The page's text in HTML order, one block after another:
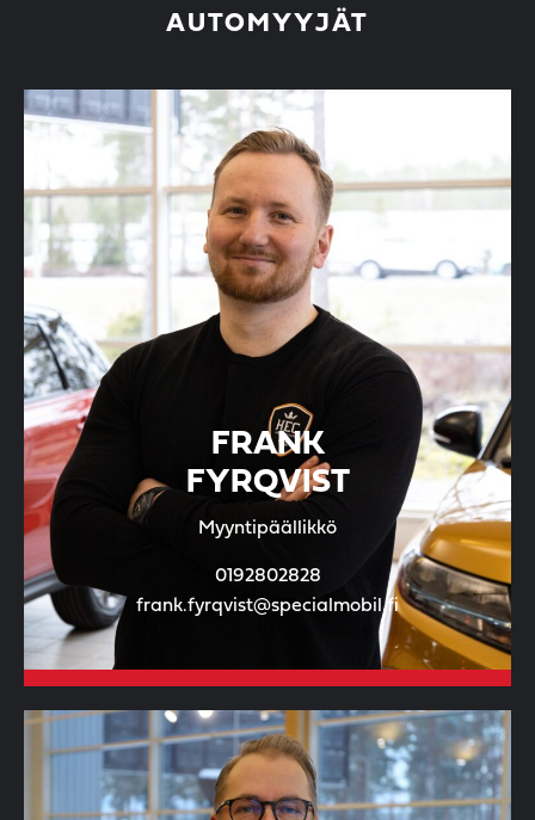
AUTOMYYJÄT
FRANK
FYRQVIST
Myyntipäällikkö
0192802828
frank.fyrqvist@specialmobil.fi